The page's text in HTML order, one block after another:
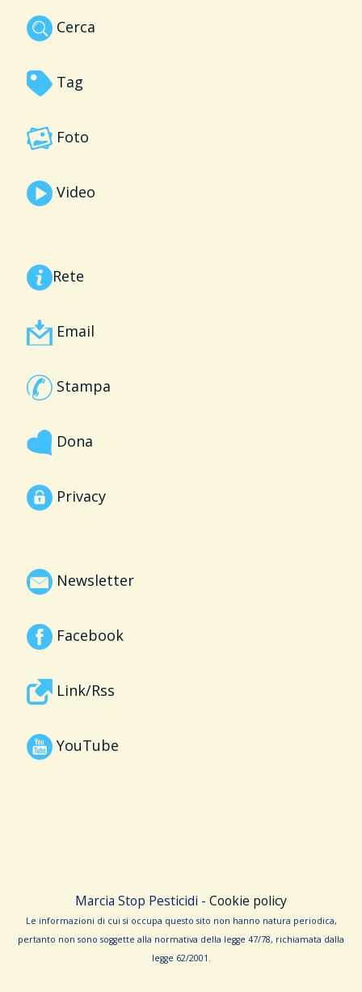
Cerca
Tag
Foto
Video
Rete
Email
Stampa
Dona
Privacy
Newsletter
Facebook
Link/Rss
YouTube
Marcia Stop Pesticidi - Cookie policy
Le informa­zioni di cui si occupa questo sito non hanno na­tura periodica,
pertanto non sono sog­gette alla normativa della legge 47/78, richiamata dalla
leg­ge 62/­2001.